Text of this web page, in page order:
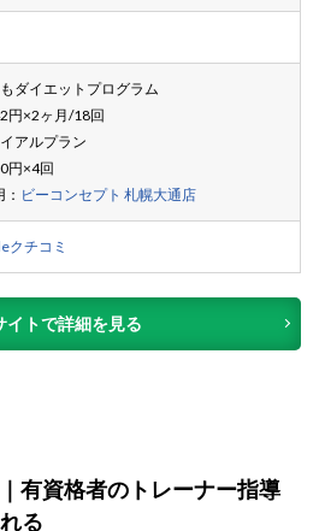
ダイエットプログラム
円×2ヶ月/18回
アルプラン
円×4回
ビーコンセプト 札幌大通店
クチコミ
イトで詳細を見る
有資格者のトレーナー指導
る